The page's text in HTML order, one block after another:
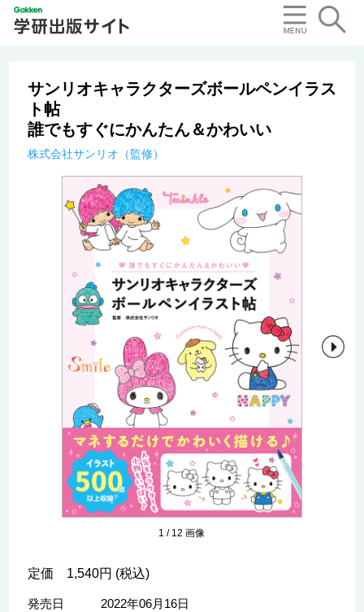
サンリオキャラクターズボールペンイラス
ト帖
誰でもすぐにかんたん＆かわいい
株式会社サンリオ（監修）
1 / 12 画像
定価 1,540円 (税込)
発売日
2022年06月16日